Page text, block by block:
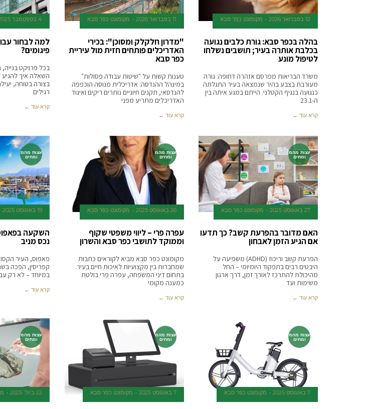
12 בפברואר 2026 ‫מקומונט כפר סבא
בהלה בכפר סבא: גורת כלבים נגועה
בכלבת אותרה בעיר; תושבים נשלחו
לטיפול מונע
משרד הבריאות מפרסם אזהרה דחופה: גורה
מעורבת בצבע בהיר שנמצאה בעיר התגלתה
כנגועה בנגיף הקטלני. הייתם במגע איתה בין
ה-23.1
קרא עוד ←
11 בפברואר 2026 ‫מקומונט כפר סבא
"מדרון חלקלק ומסוכן": בכירי
האדריכלים פותחים חזית מול עיריית
כפר סבא
טענות קשות על "שיטות עבודה פסולות"
במינהל ההנדסה: אדריכלית מנוסה הוכפפה
להנדסאי, תקנים חיוניים נותרים ריקים ואיגוד
האדריכלים מתריע מפני
קרא עוד ←
4 בספטמבר 2025
למה לבחור
פיגומים?
בכל פרויקט
השאלה איך להגיע
בצורה בטוחה,
רגילים
קרא עוד ←
עצות מהמ
ומחים
27 באוגוסט 2025 ‫מקומונט כפר סבא
האם מדובר בהפרעת קשב? כך תדעו
אם הגיע הזמן לאבחון
הפרעת קשב וריכוז (ADHD) משפיעה על
היבטים רבים בתפקוד היומיומי – החל
מהיכולת להתרכז לאורך זמן, דרך ארגון
משימות ועד
קרא עוד ←
עצות מהמ
ומחים
26 באוגוסט 2025 ‫מקומונט כפר סבא
עפרה פרי – ליווי משפטי שקוף
וממוקד לתושבי כפר סבא והשרון
מקומונט כפר סבא מביא לקוראים כתבות
שמחברות בין מקצועיות לאיכות חיים בעיר.
בתחום דיני המשפחה, עפרה פרי בולטת
כמענה מקומי
קרא עוד ←
עצות מהמ
ומחים
19 באוגוסט 2025
השקעה
נכס מניב
פאפוס, העיר
קפריסין, הפכה
במיוחד – לא רק
קרא עוד ←
עצות מהמ
ומחים
7 באוגוסט 2025 ‫מקומונט כפר סבא
עצות מהמ
ומחים
7 באוגוסט 2025 ‫מקומונט כפר סבא
עצות מהמ
ומחים
22 ביולי 2025